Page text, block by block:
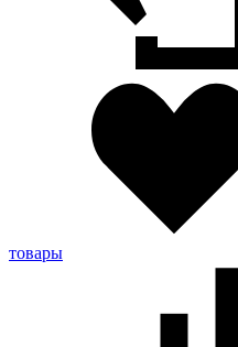
товары